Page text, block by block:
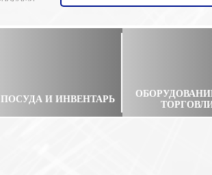
ПОСУДА И ИНВЕНТАРЬ